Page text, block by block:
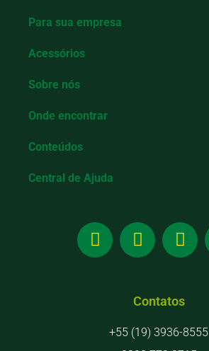
Para sua empresa
Acessórios
Sobre nós
Onde encontrar
Conteúdos
Central de Ajuda
Contatos
+55 (19) 3936-8555